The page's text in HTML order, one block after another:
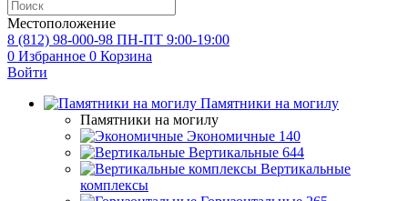
Местоположение
8 (812) 98-000-98 ПН-ПТ 9:00-19:00
0 Избранное 0 Корзина
Войти
Памятники на могилу
Памятники на могилу
Экономичные 140
Вертикальные 644
Вертикальные
комплексы